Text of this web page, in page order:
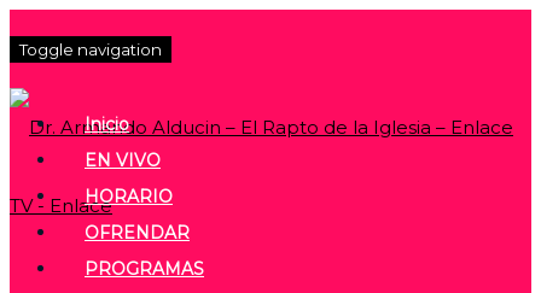
Toggle navigation
Inicio
EN VIVO
HORARIO
OFRENDAR
PROGRAMAS